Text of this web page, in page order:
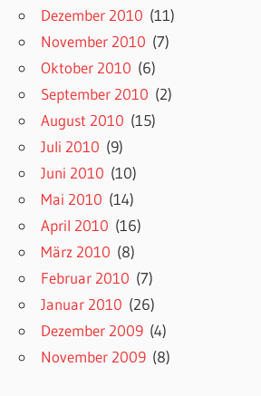
Dezember 2010 (11)
November 2010 (7)
Oktober 2010 (6)
September 2010 (2)
August 2010 (15)
Juli 2010 (9)
Juni 2010 (10)
Mai 2010 (14)
April 2010 (16)
März 2010 (8)
Februar 2010 (7)
Januar 2010 (26)
Dezember 2009 (4)
November 2009 (8)